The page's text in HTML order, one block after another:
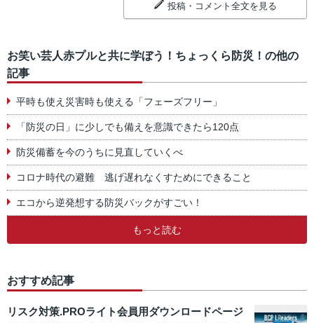
投稿・コメント全文を見る
お笑い芸人赤プルと共に学ぼう！ちょっくら防災！の他の
記事
平時も使え災害時も使える「フェーズフリー」
「防災の日」に少しでも備えを意識できたら120点
防災備蓄を今のうちに見直していくべ
コロナ時代の避難 逃げ遅れなくすためにできること
エコから逆発想する防災バックがすごい！
もっと読む
おすすめ記事
リスク対策.PROライト会員用ダウンロードページ